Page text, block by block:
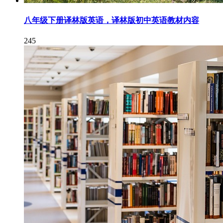
八年级下册译林版英语，译林版初中英语教材内容
245